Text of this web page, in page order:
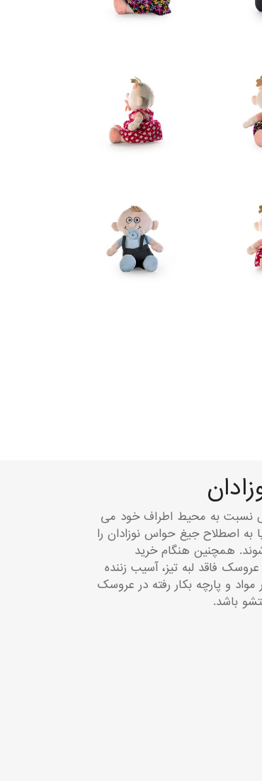
نسبت به محیط اطراف خود می
اصطلاح جیغ حواس نوزادان را
همچنین هنگام خرید
فاقد لبه تیز، آسیب زننده
و پارچه بکار رفته در عروسک
باشد.